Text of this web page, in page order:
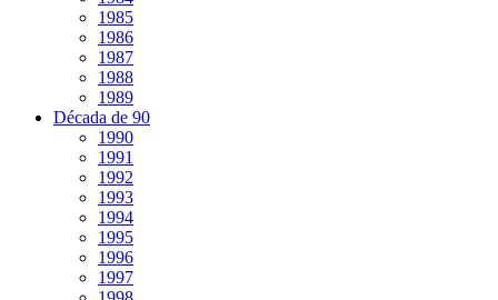
1985
1986
1987
1988
1989
Década de 90
1990
1991
1992
1993
1994
1995
1996
1997